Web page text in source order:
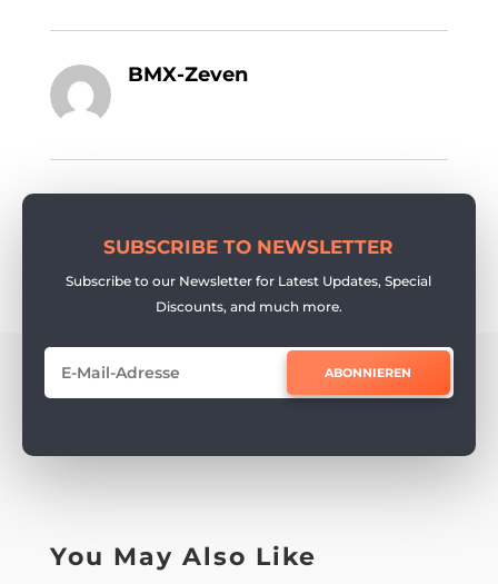
BMX-Zeven
SUBSCRIBE TO NEWSLETTER
Subscribe to our Newsletter for Latest Updates, Special
Discounts, and much more.
ABONNIEREN
You May Also Like